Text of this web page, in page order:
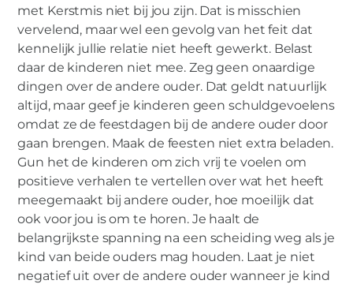
met Kerstmis niet bij jou zijn. Dat is misschien
vervelend, maar wel een gevolg van het feit dat
kennelijk jullie relatie niet heeft gewerkt. Belast
daar de kinderen niet mee. Zeg geen onaardige
dingen over de andere ouder. Dat geldt natuurlijk
altijd, maar geef je kinderen geen schuldgevoelens
omdat ze de feestdagen bij de andere ouder door
gaan brengen. Maak de feesten niet extra beladen.
Gun het de kinderen om zich vrij te voelen om
positieve verhalen te vertellen over wat het heeft
meegemaakt bij andere ouder, hoe moeilijk dat
ook voor jou is om te horen. Je haalt de
belangrijkste spanning na een scheiding weg als je
kind van beide ouders mag houden. Laat je niet
negatief uit over de andere ouder wanneer je kind